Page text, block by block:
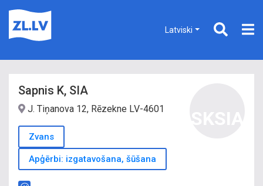
Latviski
Sapnis K, SIA
J. Tiņanova 12, Rēzekne LV-4601
Zvans
Apģērbi: izgatavošana, šūšana